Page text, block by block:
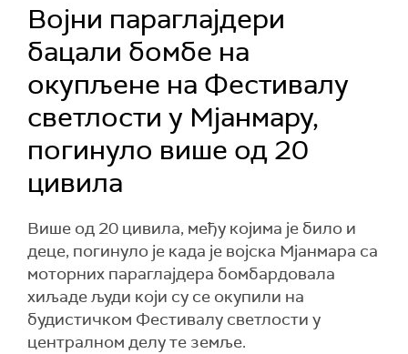
Војни параглајдери
бацали бомбе на
окупљене на Фестивалу
светлости у Мјанмару,
погинуло више од 20
цивила
Више од 20 цивила, међу којима је било и
деце, погинуло је када је војска Мјанмара са
моторних параглајдера бомбардовала
хиљаде људи који су се окупили на
будистичком Фестивалу светлости у
централном делу те земље.